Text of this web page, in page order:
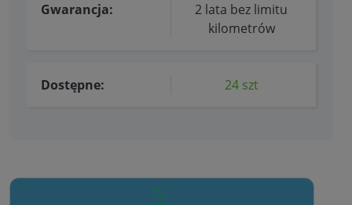
Gwarancja:
2 lata bez limitu
kilometrów
Dostępne: 24 szt